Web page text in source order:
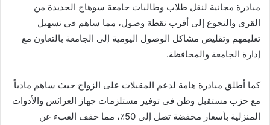
مبادرة مجانية لنقل طلاب وطالبات جامعة سوهاج الجديدة من
القرى والنجوع إلى أقرب نقطة وصول، مما ساهم في تسهيل
تعليمهم وتقليص مشاكل الوصول اليومية إلى الجامعة بالتعاون مع
إدارة الجامعة والمحافظة.
كما أطلق مبادرة هامة لدعم المقبلات على الزواج حيث ساهم مادياً
مع حزب مستقبل وطن فى توفير مستلزمات جهاز العرائس والأدوات
المنزلية بأسعار مخفضة تصل إلى 50٪، مما خفف العبء عن